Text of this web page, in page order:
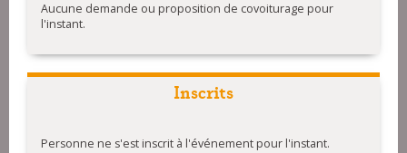
Aucune demande ou proposition de covoiturage pour
l'instant.
Inscrits
Personne ne s'est inscrit à l'événement pour l'instant.